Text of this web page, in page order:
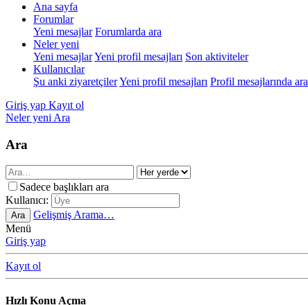
Ana sayfa
Forumlar
Yeni mesajlar Forumlarda ara
Neler yeni
Yeni mesajlarYeni profil mesajları Son aktiviteler
Kullanıcılar
Şu anki ziyaretçilerYeni profil mesajları Profil mesajlarında ara
Giriş yap Kayıt ol
Neler yeni Ara
Ara
Sadece başlıkları ara
Kullanıcı:
Ara
Gelişmiş Arama…
Menü
Giriş yap
Kayıt ol
Hızlı Konu Açma